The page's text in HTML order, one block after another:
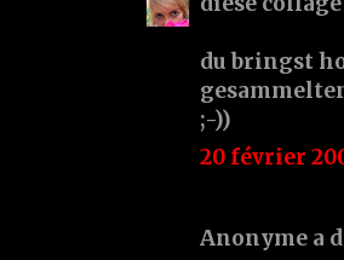
du bringst
;-))
20 février
Anonyme a